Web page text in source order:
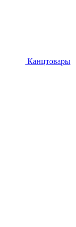
Канцтовары